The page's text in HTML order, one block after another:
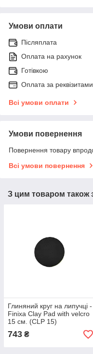
Умови оплати
Післяплата
Оплата на рахунок
Готівкою
Оплата за реквізитами
Всі умови оплати
Умови повернення
Повернення товару
Всі умови повернення
З цим товаром також
Глиняний круг на липучці -
Finixa Clay Pad with velcro
15 см. (CLP 15)
743 ₴